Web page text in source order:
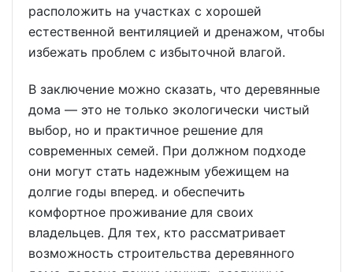
расположить на участках с хорошей
естественной вентиляцией и дренажом, чтобы
избежать проблем с избыточной влагой.
В заключение можно сказать, что деревянные
дома — это не только экологически чистый
выбор, но и практичное решение для
современных семей. При должном подходе
они могут стать надежным убежищем на
долгие годы вперед. и обеспечить
комфортное проживание для своих
владельцев. Для тех, кто рассматривает
возможность строительства деревянного